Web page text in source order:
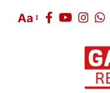
Aa